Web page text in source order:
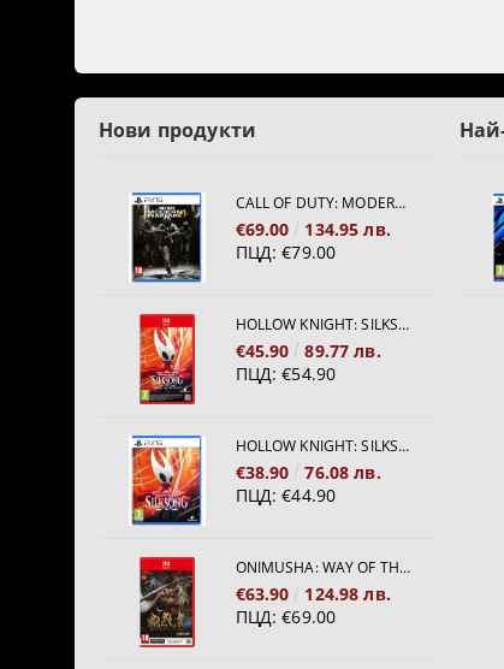
Нови продукти
CALL OF DUTY: MODERN WARFARE 4[PS5]
€69.00
134.95 лв.
ПЦД: €79.00
HOLLOW KNIGHT: SILKSONG [NINTENDO SWITCH 2]
€45.90
89.77 лв.
ПЦД: €54.90
HOLLOW KNIGHT: SILKSONG [PS5]
€38.90
76.08 лв.
ПЦД: €44.90
ONIMUSHA: WAY OF THE SWORD [NINTENDO SWITCH 2]
€63.90
124.98 лв.
ПЦД: €69.00